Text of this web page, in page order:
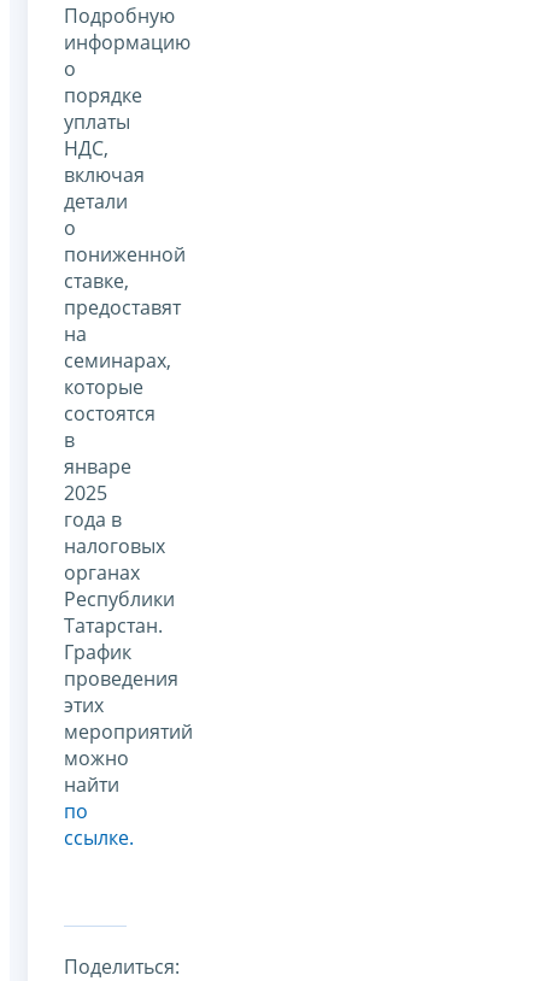
Подробную
информацию
о
порядке
уплаты
НДС,
включая
детали
о
пониженной
ставке,
предоставят
на
семинарах,
которые
состоятся
в
январе
2025
года в
налоговых
органах
Республики
Татарстан.
График
проведения
этих
мероприятий
можно
найти
по
ссылке.
Поделиться: